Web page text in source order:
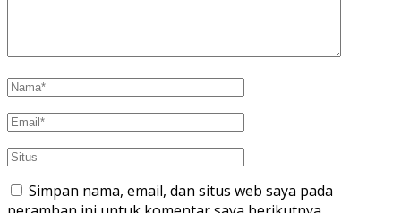
Simpan nama, email, dan situs web saya pada